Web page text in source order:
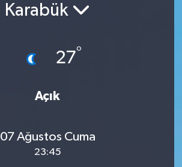
Karabük
27°
Açık
07 Ağustos Cuma
23:45